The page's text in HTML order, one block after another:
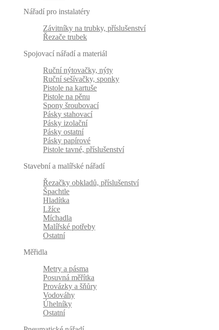
Nářadí pro instalatéry
Závitníky na trubky, příslušenství
Řezače trubek
Spojovací nářadí a materiál
Ruční nýtovačky, nýty
Ruční sešívačky, sponky
Pistole na kartuše
Pistole na pěnu
Spony šroubovací
Pásky stahovací
Pásky izolační
Pásky ostatní
Pásky papírové
Pistole tavné, příslušenství
Stavební a malířské nářadí
Řezačky obkladů, příslušenství
Špachtle
Hladítka
Lžíce
Míchadla
Malířské potřeby
Ostatní
Měřidla
Metry a pásma
Posuvná měřítka
Provázky a šňůry
Vodováhy
Úhelníky
Ostatní